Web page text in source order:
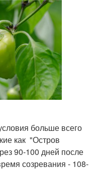
больше всего
как "Остров
90-100 дней после
созревания - 108-